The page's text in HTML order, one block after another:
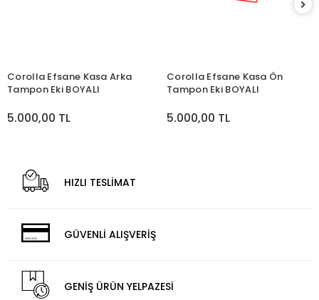
Corolla Efsane Kasa Arka
Tampon Eki BOYALI
5.000,00 TL
Corolla Efsane Kasa Ön
Tampon Eki BOYALI
5.000,00 TL
HIZLI TESLİMAT
GÜVENLİ ALIŞVERİŞ
GENİŞ ÜRÜN YELPAZESİ